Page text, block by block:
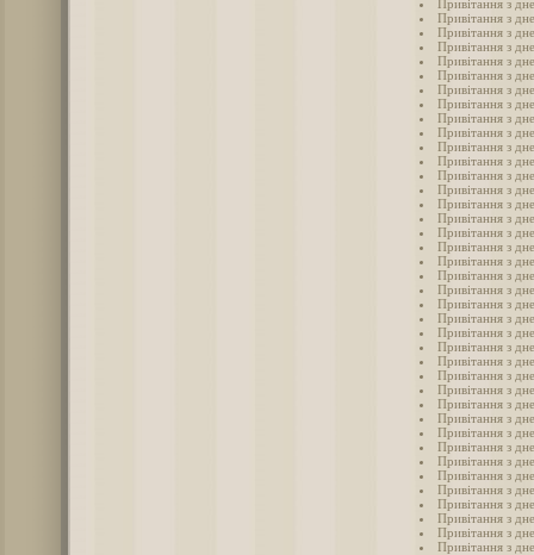
Привітання з
Привітання з
Привітання з
Привітання з
Привітання з
Привітання з
Привітання з
Привітання з
Привітання з
Привітання з
Привітання з
Привітання з
Привітання з
Привітання з
Привітання з
Привітання з
Привітання з
Привітання з
Привітання з
Привітання з
Привітання з
Привітання з
Привітання з
Привітання з
Привітання з
Привітання з
Привітання з
Привітання з
Привітання з
Привітання з
Привітання з
Привітання з
Привітання з
Привітання з
Привітання з
Привітання з
Привітання з
Привітання з
Привітання з